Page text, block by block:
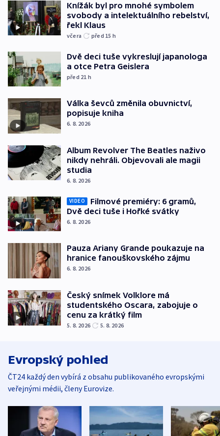
Knížák byl pro mnohé symbolem
svobody a intelektuálního rebelství,
řekl Klaus
včera před 15 h
Dvě deci tuše vykreslují japanologa
a otce Petra Geislera
před 21 h
Válka ševců změnila obuvnictví,
popisuje kniha
6. 8. 2026
Album Revolver The Beatles naživo
nikdy nehráli. Objevovali ale magii
studia
6. 8. 2026
VIDEO
Filmové premiéry: 6 gramů,
Dvě deci tuše i Hořké svátky
6. 8. 2026
Pauza Ariany Grande poukazuje na
hranice fanouškovského zájmu
6. 8. 2026
Český snímek Volklore má
studentského Oscara, zabojuje o
cenu za krátký film
5. 8. 2026 5. 8. 2026
Evropský pohled
ČT24 každý den vybírá z obsahu publikovaného evropskými
veřejnými médii, členy Eurovize.